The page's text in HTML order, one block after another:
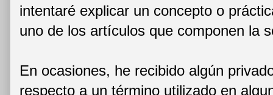
intentaré explicar un concepto o
uno de los artículos que componen la
En ocasiones, he recibido algún
respecto a un término utilizado en